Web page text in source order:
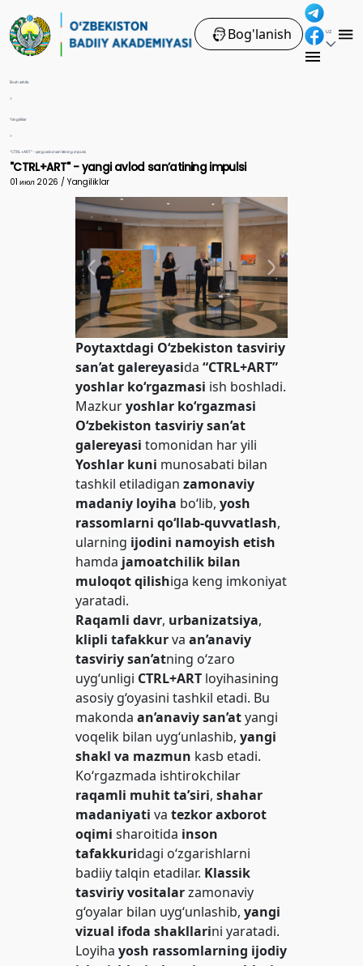
Bog'lanish UZ
Bosh sahifa
>
Yangiliklar
>
"CTRL+ART" - yangi avlod sanʼatining impulsi
"CTRL+ART" - yangi avlod sanʼatining impulsi
01 июл 2026 / Yangiliklar
Poytaxtdagi O‘zbekiston tasviriy
san’at galereyasida“CTRL+ART”
yoshlar ko‘rgazmasi ish boshladi.
Mazkuryoshlar ko‘rgazmasi
O‘zbekiston tasviriy san’at
galereyasi tomonidan har yili
Yoshlar kuni munosabati bilan
tashkil etiladiganzamonaviy
madaniy loyiha bo‘lib,yosh
rassomlarni qo‘llab-quvvatlash,
ularning ijodini namoyish etish
hamda jamoatchilik bilan
muloqot qilishiga keng imkoniyat
yaratadi.
Raqamli davr, urbanizatsiya,
klipli tafakkurvaan’anaviy
tasviriy san’atning o‘zaro
uyg‘unligi CTRL+ART loyihasining
asosiy g‘oyasini tashkil etadi. Bu
makondaan’anaviy san’atyangi
voqelik bilan uyg‘unlashib,yangi
shakl va mazmun kasb etadi.
Ko‘rgazmada ishtirokchilar
raqamli muhit ta’siri,shahar
madaniyati vatezkor axborot
oqimi sharoitida inson
tafakkuridagi o‘zgarishlarni
badiiy talqin etadilar. Klassik
tasviriy vositalarzamonaviy
g‘oyalar bilan uyg‘unlashib,yangi
vizual ifoda shakllarini yaratadi.
Loyihayosh rassomlarning ijodiy